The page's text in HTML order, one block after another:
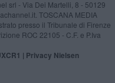
srl - Via Dei Martelli, 8 - 50129
TOSCANA MEDIA
presso il Tribunale di Firenze
ROC 22105 - C.F. e P.Iva
| Privacy Nielsen